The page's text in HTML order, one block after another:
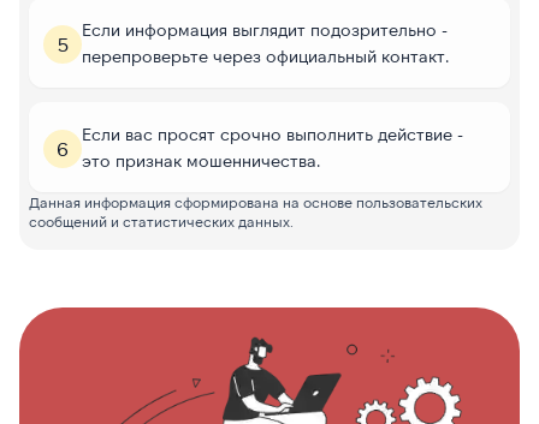
5
Если информация выглядит подозрительно -
перепроверьте через официальный контакт.
6
Если вас просят срочно выполнить действие -
это признак мошенничества.
Данная информация сформирована на основе пользовательских
сообщений и статистических данных.